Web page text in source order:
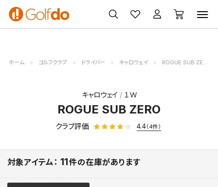
ゴルフ
クラブ
ゴルフ用品
買取
無料査定
クーポン
一覧
ホーム ゴルフクラブ ドライバー キャロウェイ ROGUE SUB ZERO
キャロウェイ １Ｗ
ROGUE SUB ZERO
クラブ評価 4.4（4件）
対象アイテム： 11件の在庫があります